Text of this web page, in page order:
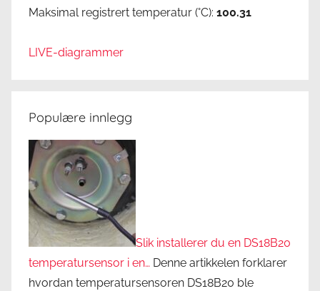
Maksimal registrert temperatur (°C): 100.31
LIVE-diagrammer
Populære innlegg
Slik installerer du en DS18B20
temperatursensor i en… Denne artikkelen forklarer
hvordan temperatursensoren DS18B20 ble